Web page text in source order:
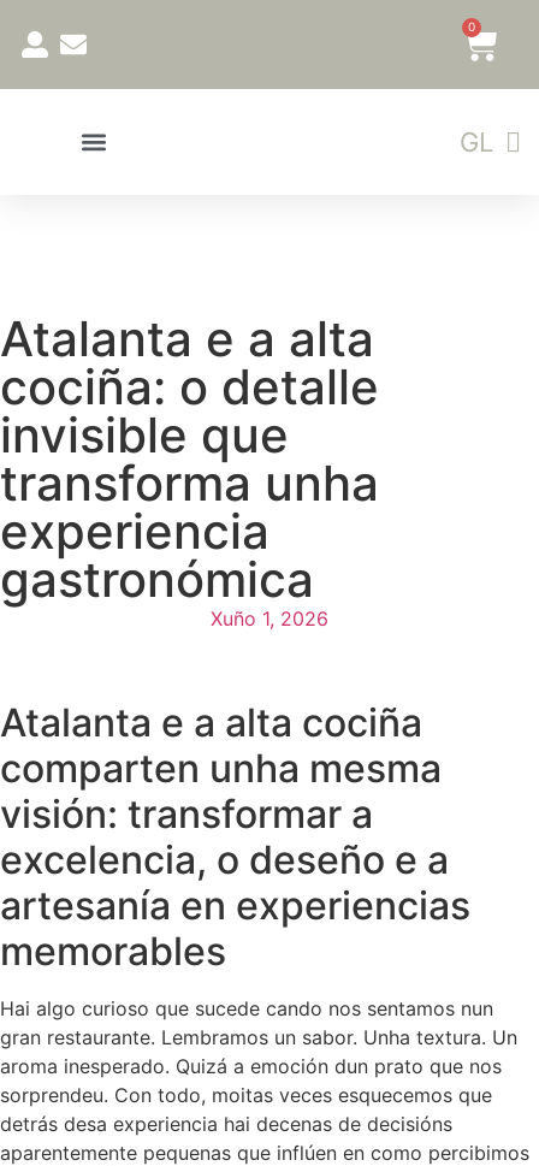
0
GL
EN
Atalanta e a alta
cociña: o detalle
invisible que
transforma unha
experiencia
gastronómica
Xuño 1, 2026
Atalanta e a alta cociña
comparten unha mesma
visión: transformar a
excelencia, o deseño e a
artesanía en experiencias
memorables
Hai algo curioso que sucede cando nos sentamos nun
gran restaurante. Lembramos un sabor. Unha textura. Un
aroma inesperado. Quizá a emoción dun prato que nos
sorprendeu. Con todo, moitas veces esquecemos que
detrás desa experiencia hai decenas de decisións
aparentemente pequenas que inflúen en como percibimos